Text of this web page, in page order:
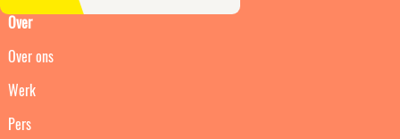
Over
Over ons
Werk
Pers